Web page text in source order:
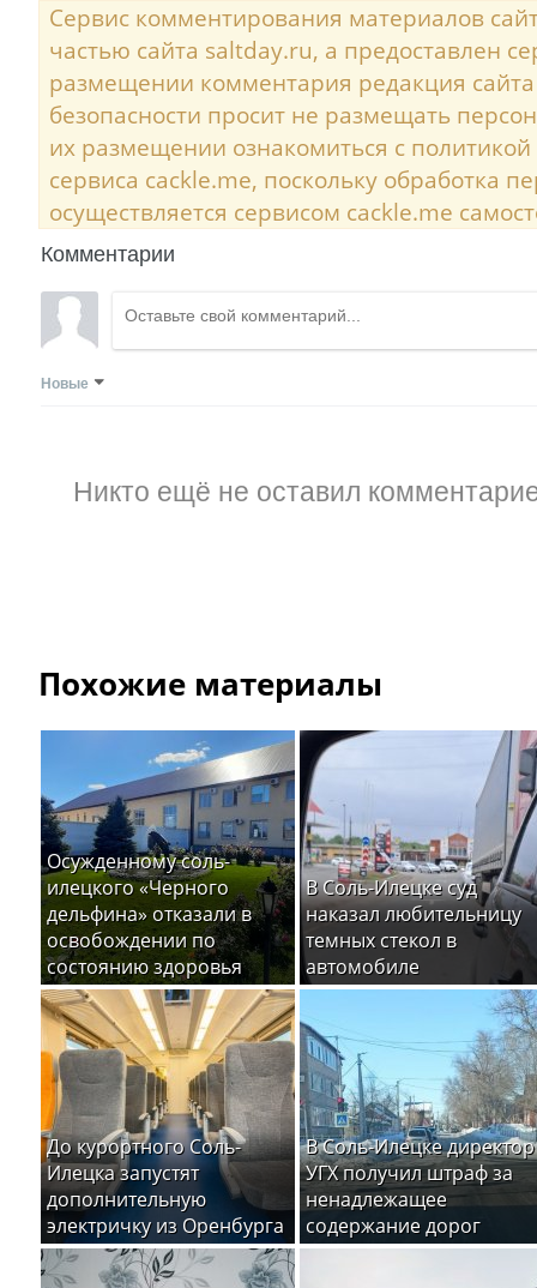
Сервис комментирования материалов
частью сайта saltday.ru, а предоставлен
размещении комментария редакция
безопасности просит не размещать
их размещении ознакомиться с
сервиса cackle.me, поскольку обработка
осуществляется сервисом cackle.me
Комментарии
Новые
Никто ещё не оставил
Похожие материалы
Осужденному соль-
илецкого «Черного
дельфина» отказали в
освобождении по
состоянию здоровья
В Соль-Илецке суд
наказал любительницу
темных стекол в
автомобиле
До курортного Соль-
Илецка запустят
дополнительную
электричку из Оренбурга
В Соль-Илецке директор
УГХ получил штраф за
ненадлежащее
содержание дорог